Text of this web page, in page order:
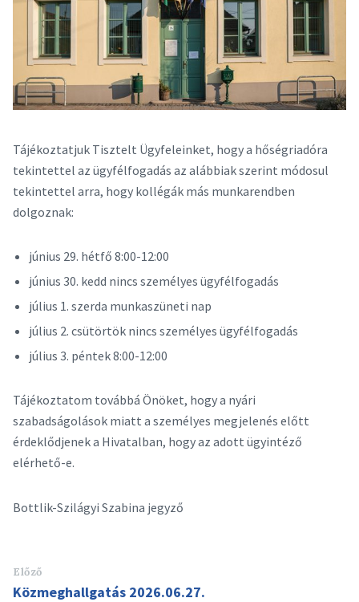
Tájékoztatjuk Tisztelt Ügyfeleinket, hogy a hőségriadóra
tekintettel az ügyfélfogadás az alábbiak szerint módosul
tekintettel arra, hogy kollégák más munkarendben
dolgoznak:
június 29. hétfő 8:00-12:00
június 30. kedd nincs személyes ügyfélfogadás
július 1. szerda munkaszüneti nap
július 2. csütörtök nincs személyes ügyfélfogadás
július 3. péntek 8:00-12:00
Tájékoztatom továbbá Önöket, hogy a nyári
szabadságolások miatt a személyes megjelenés előtt
érdeklődjenek a Hivatalban, hogy az adott ügyintéző
elérhető-e.
Bottlik-Szilágyi Szabina jegyző
Előző
Közmeghallgatás 2026.06.27.